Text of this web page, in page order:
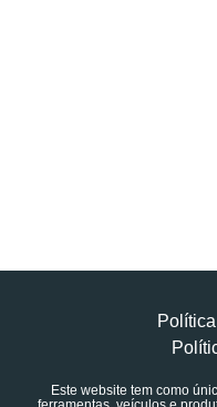
Este website tem como